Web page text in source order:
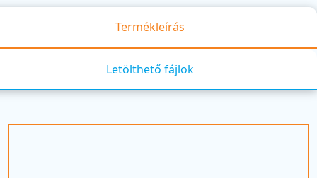
Termékleírás
Letölthető fájlok